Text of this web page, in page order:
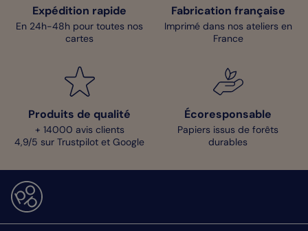
Expédition rapide
En 24h-48h pour toutes nos
cartes
Fabrication française
Imprimé dans nos ateliers en
France
Produits de qualité
+ 14000 avis clients
4,9/5 sur Trustpilot et Google
Écoresponsable
Papiers issus de forêts
durables